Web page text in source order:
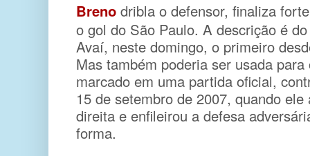
Breno dribla o defensor, finaliza
o gol do São Paulo. A descrição é
Avaí, neste domingo, o primeiro
Mas também poderia ser usada
marcado em uma partida oficial,
15 de setembro de 2007, quando
direita e enfileirou a defesa
forma.